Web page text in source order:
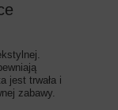
jest trwała i
zabawy.